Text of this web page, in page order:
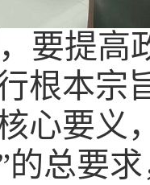
要提高
根本宗
心要义
的总要